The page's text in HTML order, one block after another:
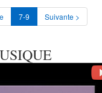
7-9 Suivante >